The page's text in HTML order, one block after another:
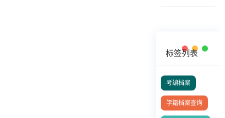
标签列表
考编档案
学籍档案查询